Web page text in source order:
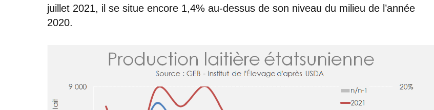
juillet 2021, il se situe encore 1,4% au-dessus de son niveau du milieu de l’année
2020.